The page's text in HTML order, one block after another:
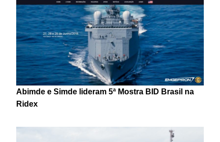
Abimde e Simde lideram 5ª Mostra BID Brasil na
Ridex